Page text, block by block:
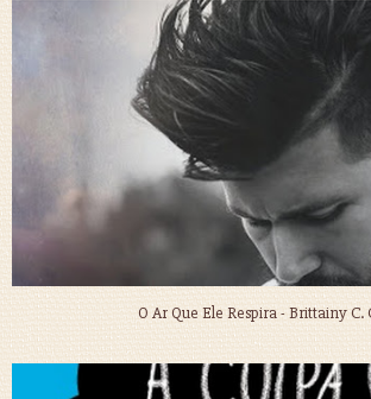
O Ar Que Ele Respira - Brittainy C.